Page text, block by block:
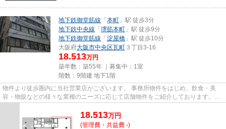
地下鉄御堂筋線 「本町 」駅 徒歩3分
地下鉄中央線 「堺筋本町 」駅 徒歩9分
地下鉄御堂筋線 「淀屋橋 」駅 徒歩10分
大阪府大阪市中央区瓦町 ３丁目3-16
18.513万円
築年数：築55年 ｜募集中： 1室
階数：9階建 地下1階
物件より徒歩圏内に当社営業店がございます。 事務所物件をはじめ、飲食・美
容・物販などの様々な業種のニーズに応じて店舗物件をご紹介しております。
尚、弊社ではおとり広告は一切...
18.513万円
(管理費・共益費 -)